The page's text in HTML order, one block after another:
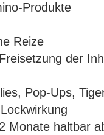
Produkte
Reize
der
Pop-Ups,
Monate haltbar